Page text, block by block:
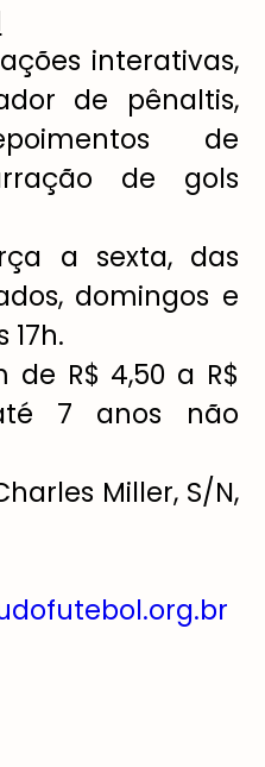
ções interativas,
de pênaltis,
de
ção de gols
ça a sexta, das
domingos e
17h.
de R$ 4,50 a R$
é 7 anos não
Miller, S/N,